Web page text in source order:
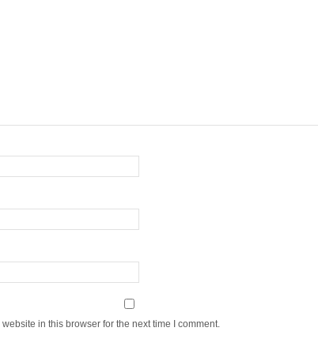
in this browser for the next time I comment.